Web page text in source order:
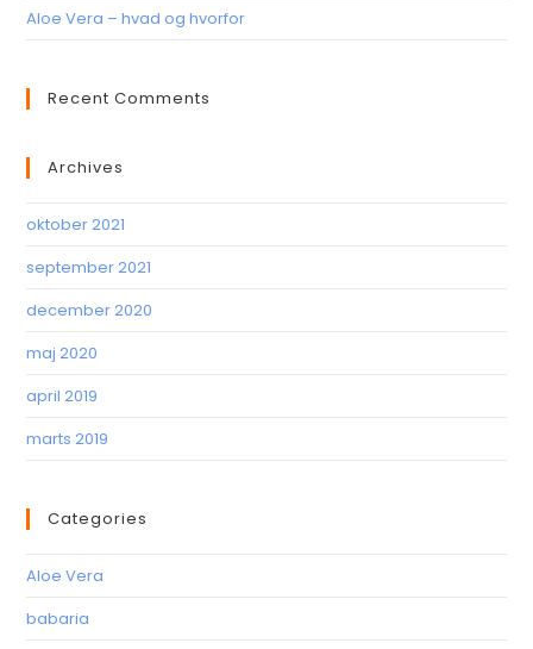
Aloe Vera – hvad og hvorfor
Recent Comments
Archives
oktober 2021
september 2021
december 2020
maj 2020
april 2019
marts 2019
Categories
Aloe Vera
babaria